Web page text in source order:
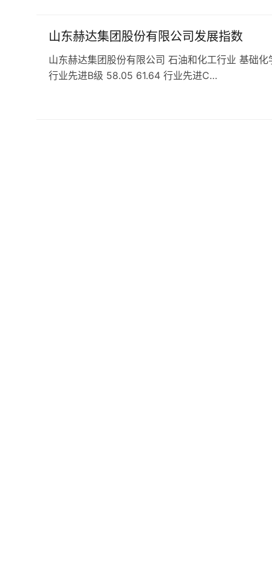
山东赫达集团股份有限公司发展指数
山东赫达集团股份有限公司 石油和化工行业 基础
行业先进B级 58.05 61.64 行业先进C…